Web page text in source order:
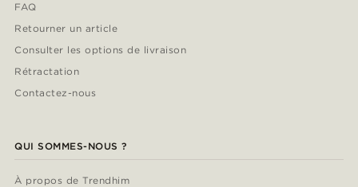
FAQ
Retourner un article
Consulter les options de livraison
Rétractation
Contactez-nous
QUI SOMMES-NOUS ?
À propos de Trendhim